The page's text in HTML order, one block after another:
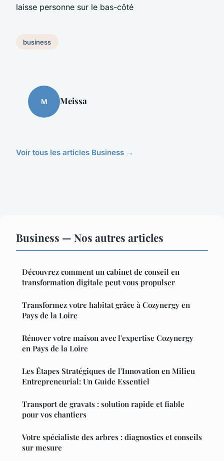
laisse personne sur le bas-côté
business
M Meissa
Voir tous les articles Business →
Business — Nos autres articles
Découvrez comment un cabinet de conseil en
transformation digitale peut vous propulser
Transformez votre habitat grâce à Cozynergy en
Pays de la Loire
Rénover votre maison avec l'expertise Cozynergy
en Pays de la Loire
Les Étapes Stratégiques de l'Innovation en Milieu
Entrepreneurial: Un Guide Essentiel
Transport de gravats : solution rapide et fiable
pour vos chantiers
Votre spécialiste des arbres : diagnostics et conseils
sur mesure